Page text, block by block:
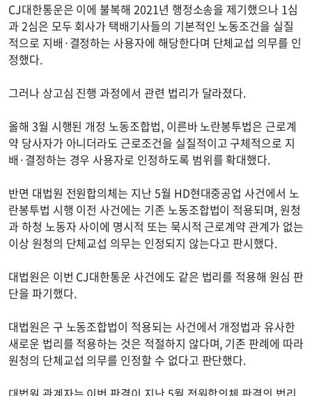
CJ대한통운은 이에 불복해 2021년 행정소송을 제기했으나 1심
과 2심은 모두 회사가 택배기사들의 기본적인 노동조건을 실질
적으로 지배·결정하는 사용자에 해당한다며 단체교섭 의무를 인
정했다.
그러나 상고심 진행 과정에서 관련 법리가 달라졌다.
올해 3월 시행된 개정 노동조합법, 이른바 노란봉투법은 근로계
약 당사자가 아니더라도 근로조건을 실질적이고 구체적으로 지
배·결정하는 경우 사용자로 인정하도록 범위를 확대했다.
반면 대법원 전원합의체는 지난 5월 HD현대중공업 사건에서 노
란봉투법 시행 이전 사건에는 기존 노동조합법이 적용되며, 원청
과 하청 노동자 사이에 명시적 또는 묵시적 근로계약 관계가 없는
이상 원청의 단체교섭 의무는 인정되지 않는다고 판시했다.
대법원은 이번 CJ대한통운 사건에도 같은 법리를 적용해 원심 판
단을 파기했다.
대법원은 구 노동조합법이 적용되는 사건에서 개정법과 유사한
새로운 법리를 적용하는 것은 적절하지 않다며, 기존 판례에 따라
원청의 단체교섭 의무를 인정할 수 없다고 판단했다.